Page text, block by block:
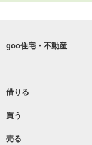
goo住宅・不動産
借りる
買う
売る